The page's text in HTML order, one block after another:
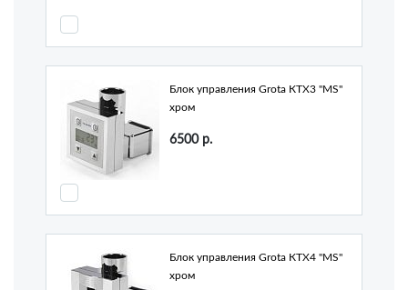
Блок управления Grota КТХ3 "MS"
хром
6500р.
Блок управления Grota КТХ4 "MS"
хром